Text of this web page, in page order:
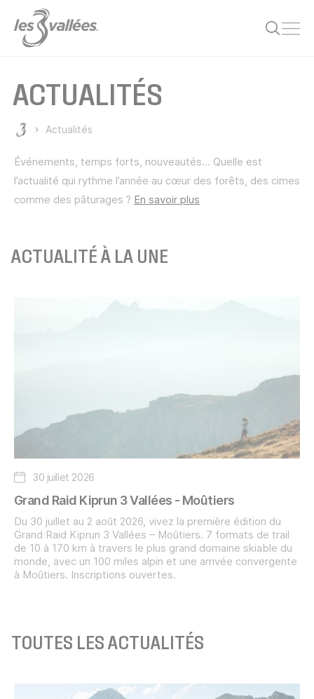
ACTUALITÉS
Actualités
Événements, temps forts, nouveautés… Quelle est
l’actualité qui rythme l’année au cœur des forêts, des cimes
comme des pâturages ? En savoir plus
ACTUALITÉ À LA UNE
30 juillet 2026
Grand Raid Kiprun 3 Vallées - Moûtiers
Du 30 juillet au 2 août 2026, vivez la première édition du
Grand Raid Kiprun 3 Vallées – Moûtiers. 7 formats de trail
de 10 à 170 km à travers le plus grand domaine skiable du
monde, avec un 100 miles alpin et une arrivée convergente
à Moûtiers. Inscriptions ouvertes.
TOUTES LES ACTUALITÉS